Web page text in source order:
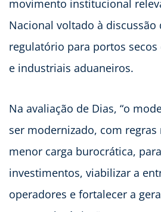
movimento institucional
Nacional voltado à
regulatório para portos
e industriais aduaneiros.
Na avaliação de Dias, “o
ser modernizado, com regras
menor carga burocrática,
investimentos, viabilizar a
operadores e fortalecer a